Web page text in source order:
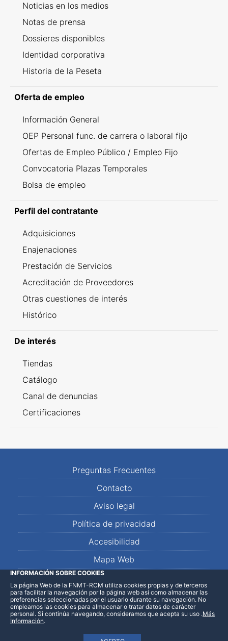
Noticias en los medios
Notas de prensa
Dossieres disponibles
Identidad corporativa
Historia de la Peseta
Oferta de empleo
Información General
OEP Personal func. de carrera o laboral fijo
Ofertas de Empleo Público / Empleo Fijo
Convocatoria Plazas Temporales
Bolsa de empleo
Perfil del contratante
Adquisiciones
Enajenaciones
Prestación de Servicios
Acreditación de Proveedores
Otras cuestiones de interés
Histórico
De interés
Tiendas
Catálogo
Canal de denuncias
Certificaciones
Preguntas Frecuentes
Contacto
Aviso legal
Política de privacidad
Accesibilidad
Mapa Web
LinkedInFacebookWhatsApp
INFORMACIÓN SOBRE COOKIES
La página Web de la FNMT-RCM utiliza cookies propias y de terceros
para facilitar la navegación por la página web así como almacenar las
preferencias seleccionadas por el usuario durante su navegación. No
empleamos las cookies para almacenar o tratar datos de carácter
personal. Si continúa navegando, consideramos que acepta su uso .Más
Información.